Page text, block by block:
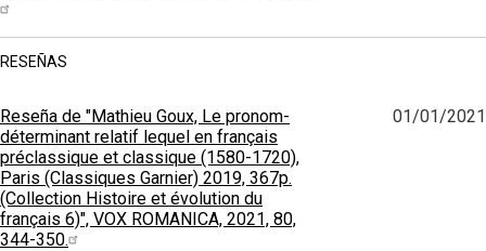
RESEÑAS
Reseña de "Mathieu Goux, Le pronom-
déterminant relatif lequel en français
préclassique et classique (1580-1720),
Paris (Classiques Garnier) 2019, 367p.
(Collection Histoire et évolution du
français 6)", VOX ROMANICA, 2021, 80,
344-350.
01/01/2021